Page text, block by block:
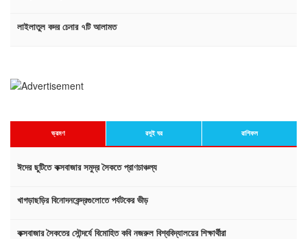
লাইলাতুল কদর চেনার ৭টি আলামত
ভ্রমণ রসুই ঘর রাশিফল
ঈদের ছুটিতে কক্সবাজার সমুদ্র সৈকতে প্রাণচাঞ্চল্য
খাগড়াছড়ির বিনোদনকেন্দ্রগুলোতে পর্যটকের ভীড়
কক্সবাজার সৈকতের সৌন্দর্যে বিমোহিত কবি নজরুল বিশ্ববিদ্যালয়ের শিক্ষার্থীরা